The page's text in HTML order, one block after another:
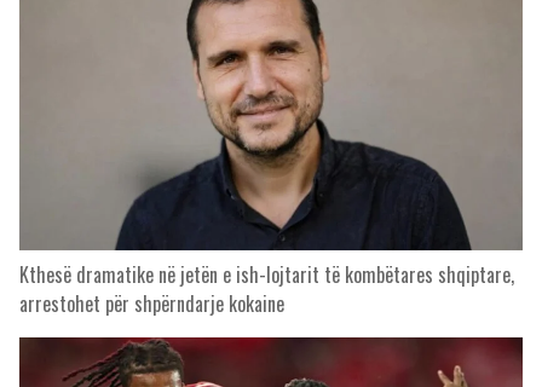
Kthesë dramatike në jetën e ish-lojtarit të kombëtares shqiptare,
arrestohet për shpërndarje kokaine